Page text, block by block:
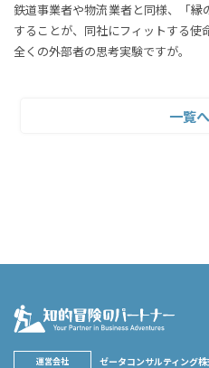
鉄道事業者や物流業者と同様、「縁
することが、同社にフィットする使
全くの外部者の思考実験ですが。
一覧
運営会社 ゼータコンサルティング